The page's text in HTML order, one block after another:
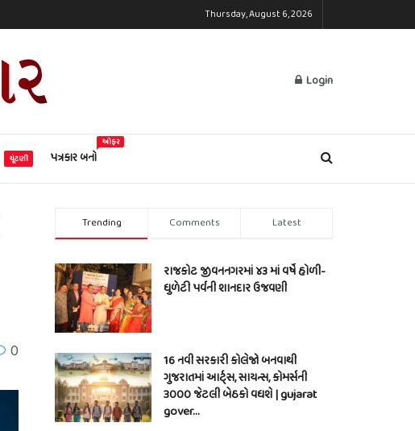
Thursday, August 6, 2026
Login
ચૂંટણી પત્રકાર બનો
ઓફર
0
Trending Comments Latest
રાજકોટ જીવનનગરમાં ૪૩ માં વર્ષે હોળી-
ધુળેટી પર્વની શાનદાર ઉજવણી
16 નવી સરકારી કોલેજો બનવાથી
ગુજરાતમાં આર્ટ્સ, સાયન્સ, કોમર્સની
3000 જેટલી બેઠકો વધશે | gujarat
gover…